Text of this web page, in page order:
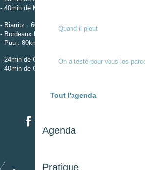
Quand il pleut
On a testé pour vous les
Tout l'agenda
Agenda
Pratique
- 40min de Mont-de-Marsan
- Biarritz : 60km
- Bordeaux Mérignac : 110km
- Pau : 80km
- 24min de Gare de Dax
- 40min de Gare de Mont-de-Marsan